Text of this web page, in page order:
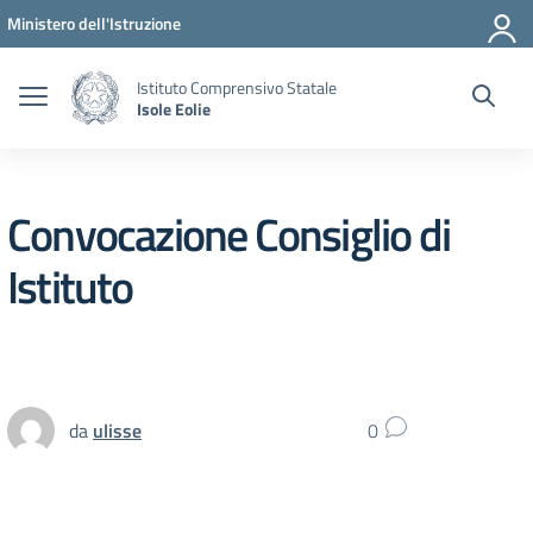
Vai ai contenuti
Vai al menu di navigazione
Vai al footer
Ministero dell'Istruzione
Istituto Comprensivo Statale
Isole Eolie
Convocazione Consiglio di
Istituto
da ulisse 0